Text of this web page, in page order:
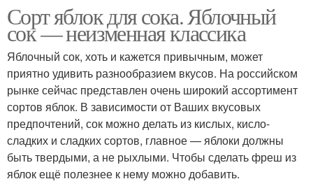
Сорт яблок для сока. Яблочный
сок — неизменная классика
Яблочный сок, хоть и кажется привычным, может
приятно удивить разнообразием вкусов. На российском
рынке сейчас представлен очень широкий ассортимент
сортов яблок. В зависимости от Ваших вкусовых
предпочтений, сок можно делать из кислых, кисло-
сладких и сладких сортов, главное — яблоки должны
быть твердыми, а не рыхлыми. Чтобы сделать фреш из
яблок ещё полезнее к нему можно добавить.